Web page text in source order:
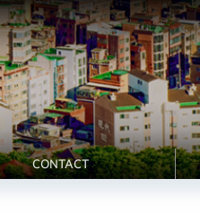
CONTACT